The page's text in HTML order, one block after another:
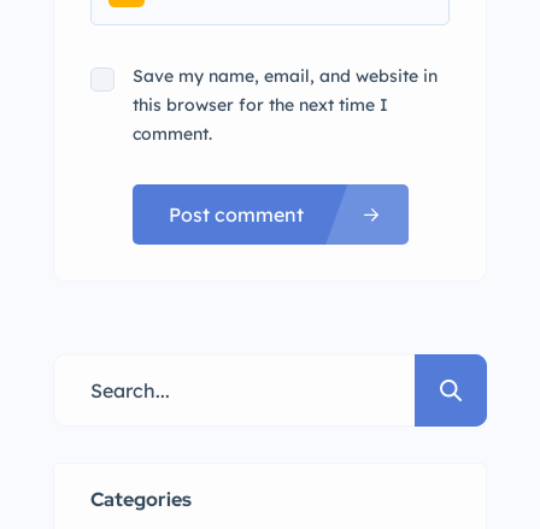
Save my name, email, and website in
this browser for the next time I
comment.
Post comment
Categories